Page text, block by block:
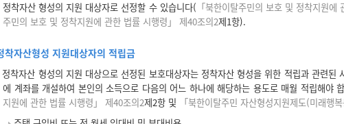
정착자산 형성의 지원 대상자로 선정할 수 있습니다( 「북한이탈주민의 보호 및 정착지원
주민의 보호 및 정착지원에 관한 법률 시행령」 제40조의2제1항).
착자산형성 지원대상자의 적립금
정착자산 형성의 지원 대상으로 선정된 보호대상자는 정착자산 형성을 위한 적립과 관련된
에 계좌를 개설하여 본인의 소득으로 다음의 어느 하나에 해당하는 용도로 매월 적립해야
지원에 관한 법률 시행령」 제40조의2제2항 및 「북한이탈주민 자산형성지원제도(미래행